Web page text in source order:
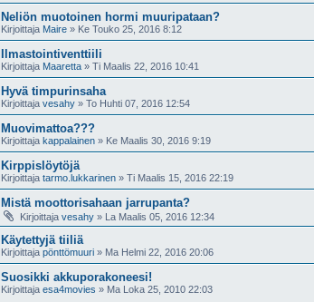
Neliön muotoinen hormi muuripataan?
Kirjoittaja Maire » Ke Touko 25, 2016 8:12
Ilmastointiventtiili
Kirjoittaja Maaretta » Ti Maalis 22, 2016 10:41
Hyvä timpurinsaha
Kirjoittaja vesahy » To Huhti 07, 2016 12:54
Muovimattoa???
Kirjoittaja kappalainen » Ke Maalis 30, 2016 9:19
Kirppislöytöjä
Kirjoittaja tarmo.lukkarinen » Ti Maalis 15, 2016 22:19
Mistä moottorisahaan jarrupanta?
Kirjoittaja vesahy » La Maalis 05, 2016 12:34
Käytettyjä tiiliä
Kirjoittaja pönttömuuri » Ma Helmi 22, 2016 20:06
Suosikki akkuporakoneesi!
Kirjoittaja esa4movies » Ma Loka 25, 2010 22:03